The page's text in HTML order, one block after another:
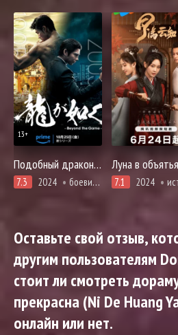
13+
Подобный дракону: Якудза
7.3 2024 боевики, драма, криминал, триллер 7.1 2024
Оставьте свой отзыв,
другим пользователям
стоит ли смотреть
прекрасна (Ni De Huang
онлайн или нет.